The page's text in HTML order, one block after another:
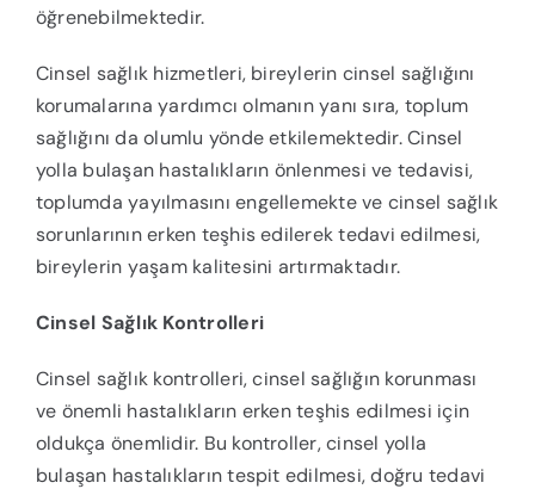
öğrenebilmektedir.
Cinsel sağlık hizmetleri, bireylerin cinsel sağlığını
korumalarına yardımcı olmanın yanı sıra, toplum
sağlığını da olumlu yönde etkilemektedir. Cinsel
yolla bulaşan hastalıkların önlenmesi ve tedavisi,
toplumda yayılmasını engellemekte ve cinsel sağlık
sorunlarının erken teşhis edilerek tedavi edilmesi,
bireylerin yaşam kalitesini artırmaktadır.
Cinsel Sağlık Kontrolleri
Cinsel sağlık kontrolleri, cinsel sağlığın korunması
ve önemli hastalıkların erken teşhis edilmesi için
oldukça önemlidir. Bu kontroller, cinsel yolla
bulaşan hastalıkların tespit edilmesi, doğru tedavi